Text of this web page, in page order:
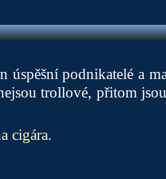
úspěšní podnikatelé a
trollové, přitom
cigára.